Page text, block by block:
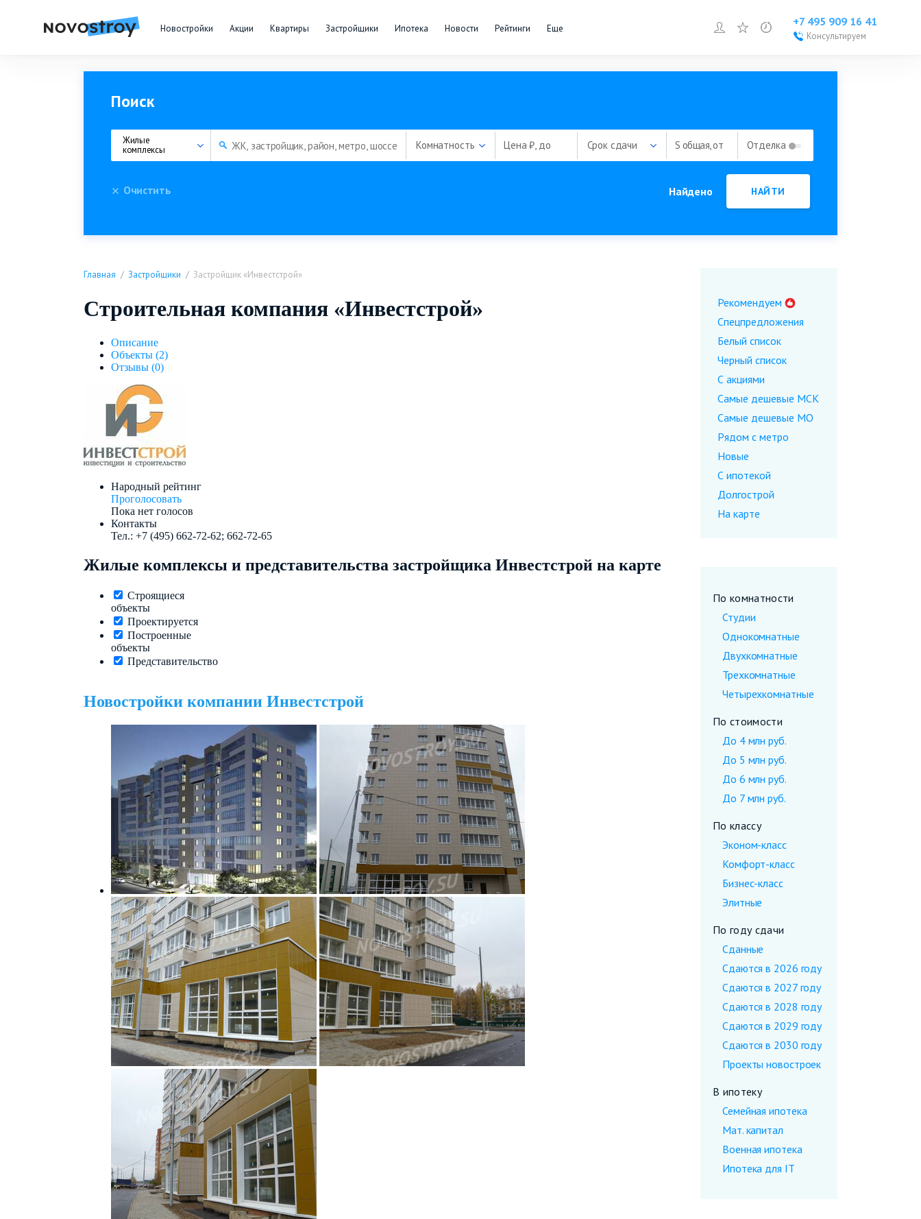
Новостройки Акции Квартиры Застройщики Ипотека Новости Рейтинги Еще Войти или зарегистрироваться
зарегистрироваться
ИзбранноеПросмотренное
+7 495 909 16 41
Консультируем
Поиск
Жилые
комплексы
Комнатность Цена ₽, до Срок сдачи S общая, от Отделка
Очистить Найдено НАЙТИ
Рекомендуем
Спецпредложения
Белый список
Черный список
С акциями
Самые дешевые МСК
Самые дешевые МО
Рядом с метро
Новые
С ипотекой
Долгострой
На карте
По комнатности
Студии
Однокомнатные
Двухкомнатные
Трехкомнатные
Четырехкомнатные
По стоимости
До 4 млн руб.
До 5 млн руб.
До 6 млн руб.
До 7 млн руб.
По классу
Эконом-класс
Комфорт-класс
Бизнес-класс
Элитные
По году сдачи
Сданные
Сдаются в 2026 году
Сдаются в 2027 году
Сдаются в 2028 году
Сдаются в 2029 году
Сдаются в 2030 году
Проекты новостроек
В ипотеку
Семейная ипотека
Мат. капитал
Военная ипотека
Ипотека для IT
Главная Застройщики Застройщик «Инвестстрой»
Строительная компания «Инвестстрой»
Описание
Объекты (2)
Отзывы (0)
Народный рейтинг
Проголосовать
Пока нет голосов
Контакты
Тел.: +7 (495) 662-72-62; 662-72-65
Жилые комплексы и представительства застройщика Инвестстрой на карте
Строящиеся
объекты
Проектируется
Построенные
объекты
Представительство
Новостройки компании Инвестстрой